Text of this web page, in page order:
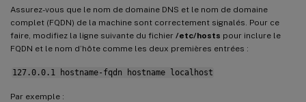
Assurez-vous que le nom de domaine DNS et le nom de domaine
complet (FQDN) de la machine sont correctement signalés. Pour ce
faire, modifiez la ligne suivante du fichier /etc/hosts pour inclure le
FQDN et le nom d’hôte comme les deux premières entrées :
127.0.0.1 hostname-fqdn hostname localhost
Par exemple :